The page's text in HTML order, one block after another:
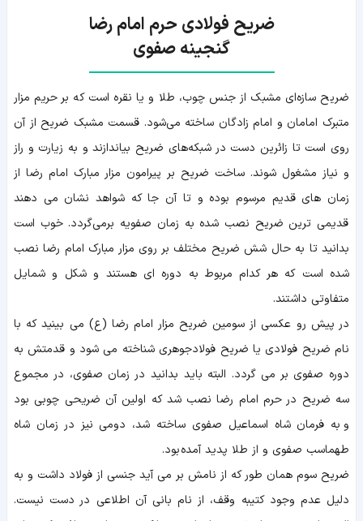
گنجینه صفوی
ضریح سازه‌ای مشبک از جنس چوب، طلا و یا نقره است که بر حریم مزار
متبرک امامان و امام زادگان ساخته می‌شود. قسمت مشبک ضریح از آن
روی است تا زائرین دست در شبکه‌های ضریح بیاندازند و به زیارت و راز
و نیاز مشغول شوند. ساخت ضریح بر پیرامون مزار مبارک امام رضا از
زمان های قدیم مرسوم بوده و تا آن جا که شواهد نشان می دهند
قدیمی ترین ضریح نصب شده به زمان صفویه برمی‌گردد. خوب است
بدانید تا به حال شش ضریح مختلف بر روی مزار مبارک امام رضا نصب
شده است که هر کدام مربوط به دوره ای هستند و شکل و شمایل
متفاوتی داشتند.
در پیش رو عکسی از سومین ضریح مزار امام رضا (ع) می بینید که با
نام ضریح فولادی یا ضریح فولادجوهری شناخته می شود و قدمتش به
دوره صفوی بر می گردد. البته باید بدانید در زمان صفوی، در مجموع
سه ضریح در حرم امام رضا نصب شد که اولین آن ضریحی چوبی بود
و به فرمان شاه اسماعیل صفوی ساخته شد، دومی نیز در زمان شاه
طهماسب صفوی و از طلا پدید آمده بود.
ضریح سوم همان طور که از نامش بر می آید جنسی از فولاد داشت و به
دلیل عدم وجود کتیبه وقف، از نام بانی آن اطلاعی در دست نیست.